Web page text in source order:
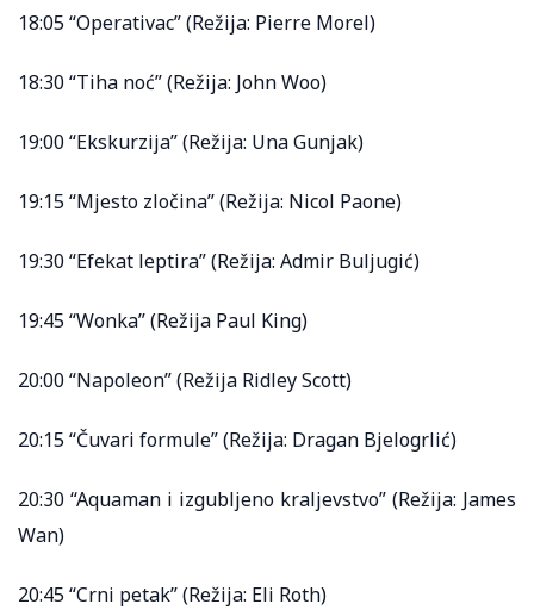
18:05 “Operativac” (Režija: Pierre Morel)
18:30 “Tiha noć” (Režija: John Woo)
19:00 “Ekskurzija” (Režija: Una Gunjak)
19:15 “Mjesto zločina” (Režija: Nicol Paone)
19:30 “Efekat leptira” (Režija: Admir Buljugić)
19:45 “Wonka” (Režija Paul King)
20:00 “Napoleon” (Režija Ridley Scott)
20:15 “Čuvari formule” (Režija: Dragan Bjelogrlić)
20:30 “Aquaman i izgubljeno kraljevstvo” (Režija: James
Wan)
20:45 “Crni petak” (Režija: Eli Roth)